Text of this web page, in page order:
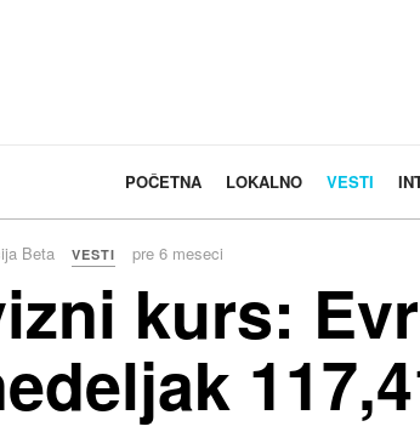
POČETNA LOKALNO VESTI
Beta VESTI pre 6 meseci
kurs: